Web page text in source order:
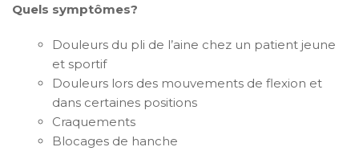
Quels symptômes?
Douleurs du pli de l’aine chez un patient jeune
et sportif
Douleurs lors des mouvements de flexion et
dans certaines positions
Craquements
Blocages de hanche